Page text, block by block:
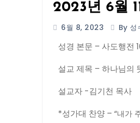
2023년 6월
6월 8, 2023 By 성
성경 본문 – 사도행전
설교 제목 – 하나님의
설교자 -김기천 목사
*성가대 찬양 – “내가